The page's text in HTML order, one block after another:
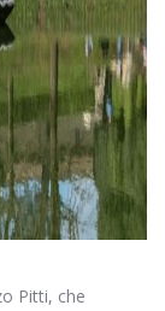
Pitti, che